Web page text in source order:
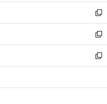
く
ウ
で
開
く
ン
ド
ウ
で
開
く
ウ
ィ
ン
ド
ウ
で
開
し
い
ウ
ィ
ン
ド
ウ
開
新
し
い
ウ
ィ
ン
ウ
新
し
い
ウ
ン
新
し
ウ